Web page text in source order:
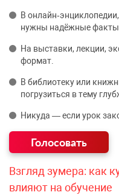
В
нужны надёжные факты.
На выставки, лекции,
формат.
В библиотеку или
погрузиться в тему
Никуда — если урок
Взгляд зумера: как
влияют на обучение